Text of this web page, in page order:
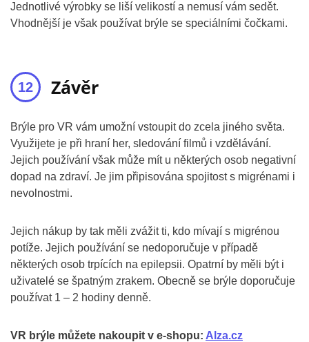
Jednotlivé výrobky se liší velikostí a nemusí vám sedět.
Vhodnější je však používat brýle se speciálními čočkami.
Závěr
Brýle pro VR vám umožní vstoupit do zcela jiného světa.
Využijete je při hraní her, sledování filmů i vzdělávání.
Jejich používání však může mít u některých osob negativní
dopad na zdraví. Je jim připisována spojitost s migrénami i
nevolnostmi.
Jejich nákup by tak měli zvážit ti, kdo mívají s migrénou
potíže. Jejich používání se nedoporučuje v případě
některých osob trpících na epilepsii. Opatrní by měli být i
uživatelé se špatným zrakem. Obecně se brýle doporučuje
používat 1 – 2 hodiny denně.
VR brýle můžete nakoupit v e-shopu: Alza.cz